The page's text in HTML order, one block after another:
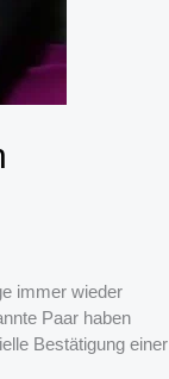
immer wieder
Paar haben
Bestätigung einer